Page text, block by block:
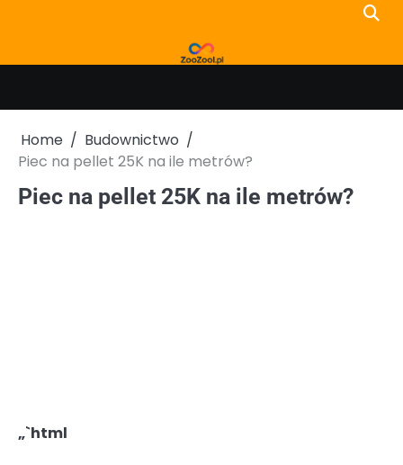
Home
Budownictwo
Piec na pellet 25K na ile metrów?
Piec na pellet 25K na ile metrów?
„`html